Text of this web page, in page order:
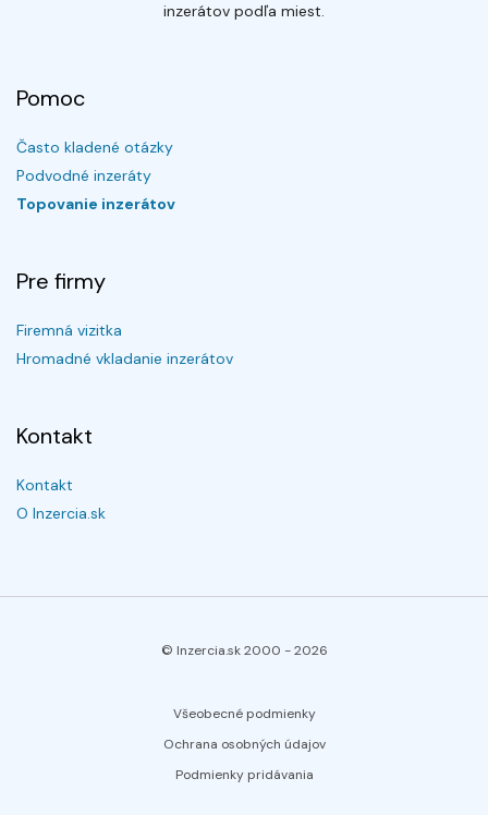
inzerátov podľa miest.
Pomoc
Často kladené otázky
Podvodné inzeráty
Topovanie inzerátov
Pre firmy
Firemná vizitka
Hromadné vkladanie inzerátov
Kontakt
Kontakt
O Inzercia.sk
© Inzercia.sk 2000 -2026
Všeobecné podmienky
Ochrana osobných údajov
Podmienky pridávania